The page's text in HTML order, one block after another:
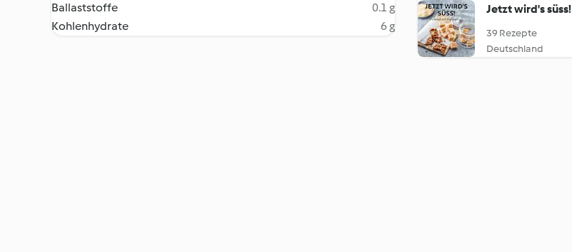
Ballaststoffe
0.1 g
Kohlenhydrate
6 g
Jetzt wird's süss!
39 Rezepte
Deutschland